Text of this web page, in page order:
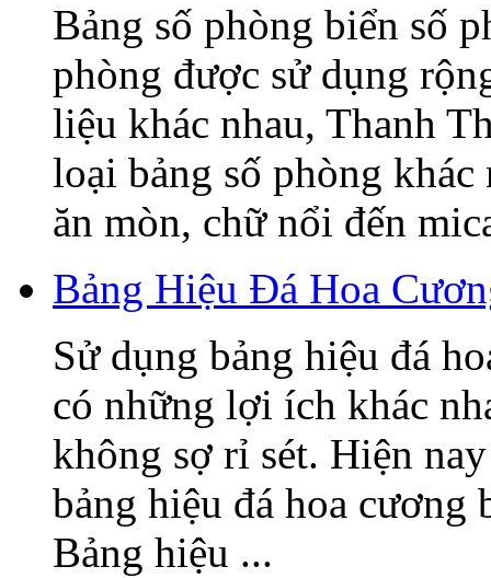
Bảng số phòng biển số
phòng được sử dụng
liệu khác nhau, Thanh
loại bảng số phòng
ăn mòn, chữ nổi đến
Bảng Hiệu Đá Hoa
Sử dụng bảng hiệu đá
có những lợi ích khác
không sợ rỉ sét. Hiện
bảng hiệu đá hoa
Bảng hiệu ...